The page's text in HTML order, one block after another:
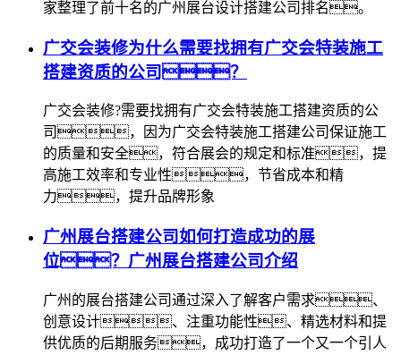
家整理了前十名的广州展台设计搭建公司排名。
广交会装修为什么需要找拥有广交会特装施工
搭建资质的公司？
广交会装修?需要找拥有广交会特装施工搭建资质的公
司，因为广交会特装施工搭建公司保证施工
的质量和安全，符合展会的规定和标准，提
高施工效率和专业性，节省成本和精
力，提升品牌形象
广州展台搭建公司如何打造成功的展
位？广州展台搭建公司介绍
广州的展台搭建公司通过深入了解客户需求、
创意设计、注重功能性、精选材料和提
供优质的后期服务，成功打造了一个又一个引人